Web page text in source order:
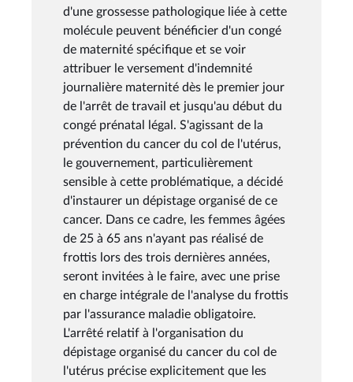
d'une grossesse pathologique liée à cette
molécule peuvent bénéficier d'un congé
de maternité spécifique et se voir
attribuer le versement d'indemnité
journalière maternité dès le premier jour
de l'arrêt de travail et jusqu'au début du
congé prénatal légal. S'agissant de la
prévention du cancer du col de l'utérus,
le gouvernement, particulièrement
sensible à cette problématique, a décidé
d'instaurer un dépistage organisé de ce
cancer. Dans ce cadre, les femmes âgées
de 25 à 65 ans n'ayant pas réalisé de
frottis lors des trois dernières années,
seront invitées à le faire, avec une prise
en charge intégrale de l'analyse du frottis
par l'assurance maladie obligatoire.
L'arrêté relatif à l'organisation du
dépistage organisé du cancer du col de
l'utérus précise explicitement que les